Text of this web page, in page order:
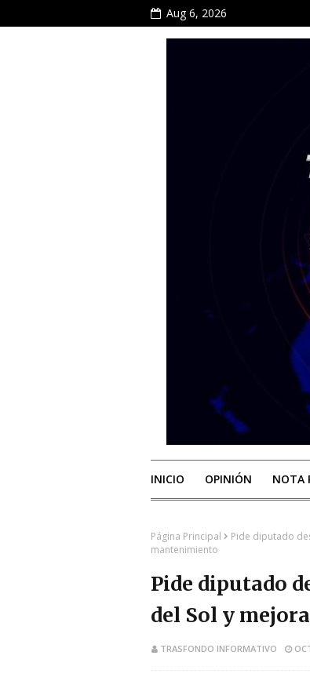
Aug 6, 2026
INICIO OPINIÓN NOTA
Página Principal
Pide diputado
mantenimiento
Pide diputado
del Sol y
TRASFONDO INFORMATIVO